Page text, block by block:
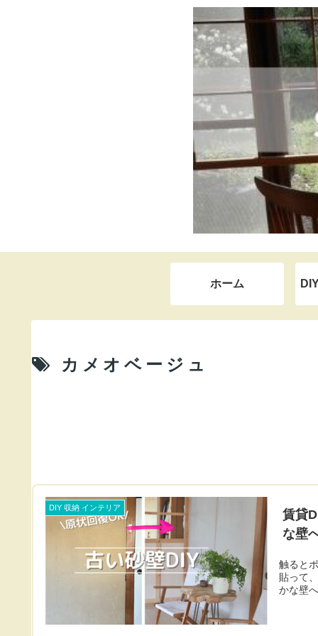
ホーム
カメオベージュ
DIY 収納 インテリア
賃貸
な壁
触ると
貼って
かな壁